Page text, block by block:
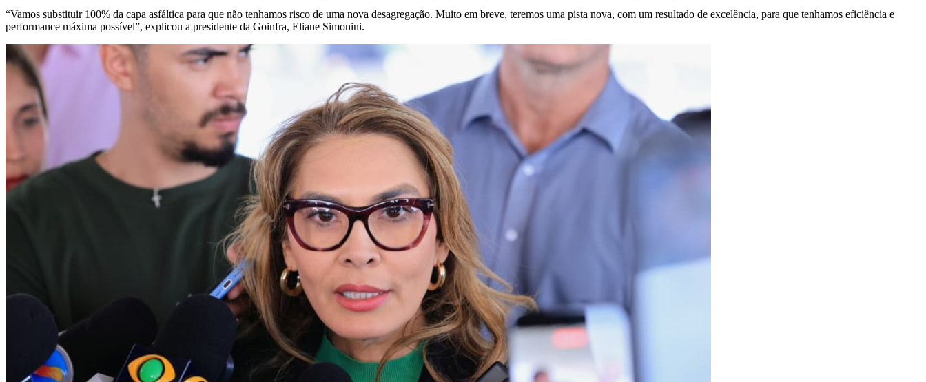
“Vamos substituir 100% da capa asfáltica para que não tenhamos risco de uma nova desagregação. Muito em breve, teremos uma pista nova, com um resultado de excelência, para que tenhamos eficiência e
performance máxima possível”, explicou a presidente da Goinfra, Eliane Simonini.